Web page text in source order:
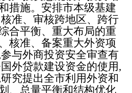
措施。安排市本级基建
准、审核跨地区、跨行
合平衡、重大布局的重
核准、备案重大外资项
与外商投资安全审查有
外贷款建设资金的使用,
究提出全市利用外资和
、总量平衡和结构优化